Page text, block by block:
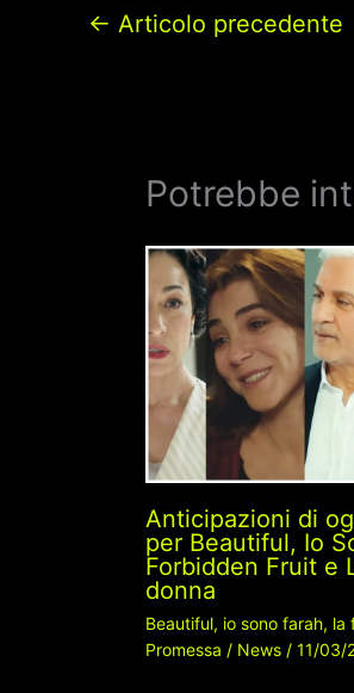
← Articolo precedente
Potrebbe
Anticipazioni di
per Beautiful, Io
Forbidden Fruit e
donna
Beautiful, io sono farah, la
Promessa / News / 11/03/